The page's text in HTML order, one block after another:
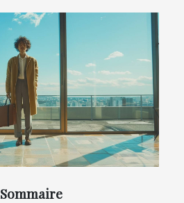
Sommaire